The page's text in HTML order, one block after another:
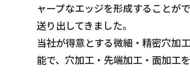
ャープなエッジを形成することが
送り出してきました。
当社が得意とする微細・精密穴加
能で、穴加工・先端加工・面加工